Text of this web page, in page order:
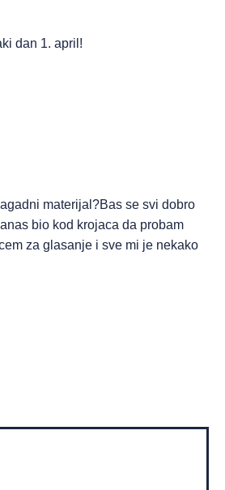
dan 1. april!
materijal?Bas se svi dobro
bio kod krojaca da probam
za glasanje i sve mi je nekako